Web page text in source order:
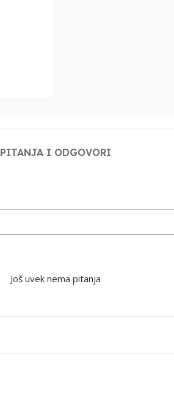
PITANJA I ODGOVORI
Još uvek nema pitanja